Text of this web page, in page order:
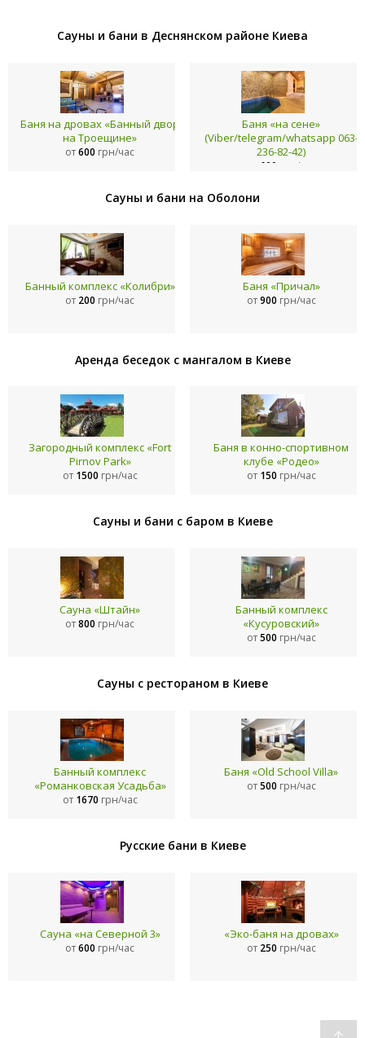
Сауны и бани в Деснянском районе Киева
Баня на дровах «Банный двор
на Троещине»
от600 грн/час
Баня «на сене»
(Viber/telegram/whatsapp 063-
236-82-42)
600 грн/час
Сауны и бани на Оболони
Банный комплекс «Колибри»
от 200 грн/час
Баня «Причал»
от900 грн/час
Аренда беседок с мангалом в Киеве
Загородный комплекс «Fort
Pirnov Park»
от 1500 грн/час
Баня в конно-спортивном
клубе «Родео»
от 150 грн/час
Сауны и бани с баром в Киеве
Сауна «Штайн»
от800 грн/час
Банный комплекс
«Кусуровский»
от500 грн/час
Cауны с рестораном в Киеве
Банный комплекс
«Романковская Усадьба»
от 1670 грн/час
Баня «Old School Villa»
от500 грн/час
Русские бани в Киеве
Сауна «на Северной 3»
от600 грн/час
«Эко-баня на дровах»
от 250 грн/час